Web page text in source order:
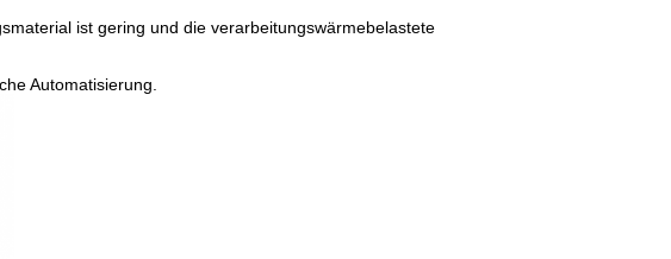
ist gering und die verarbeitungswärmebelastete
Automatisierung.